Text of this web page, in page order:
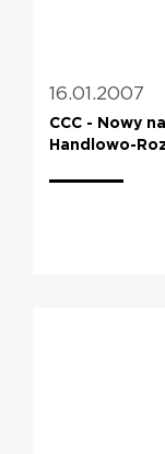
16.01.2007
CCC - Nowy
Handlowo-